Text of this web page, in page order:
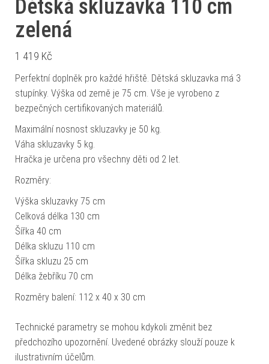
Dětská skluzavka 110 cm
zelená
1 419 Kč
Perfektní doplněk pro každé hřiště. Dětská skluzavka má 3
stupínky. Výška od země je 75 cm. Vše je vyrobeno z
bezpečných certifikovaných materiálů.
Maximální nosnost skluzavky je 50 kg.
Váha skluzavky 5 kg.
Hračka je určena pro všechny děti od 2 let.
Rozměry:
Výška skluzavky 75 cm
Celková délka 130 cm
Šířka 40 cm
Délka skluzu 110 cm
Šířka skluzu 25 cm
Délka žebříku 70 cm
Rozměry balení: 112 x 40 x 30 cm
Technické parametry se mohou kdykoli změnit bez
předchozího upozornění. Uvedené obrázky slouží pouze k
ilustrativním účelům.